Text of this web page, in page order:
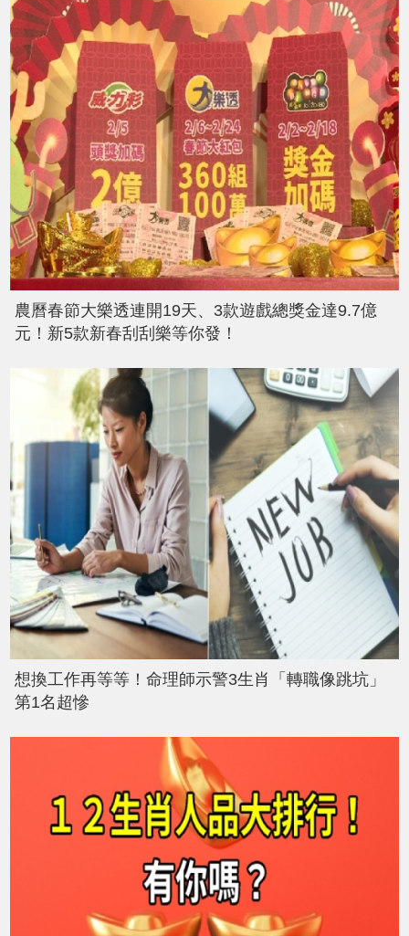
農曆春節大樂透連開19天、3款遊戲總獎金達9.7億
元！新5款新春刮刮樂等你發！
想換工作再等等！命理師示警3生肖「轉職像跳坑」
第1名超慘